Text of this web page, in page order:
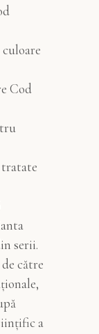
Cod
serii.
către
a